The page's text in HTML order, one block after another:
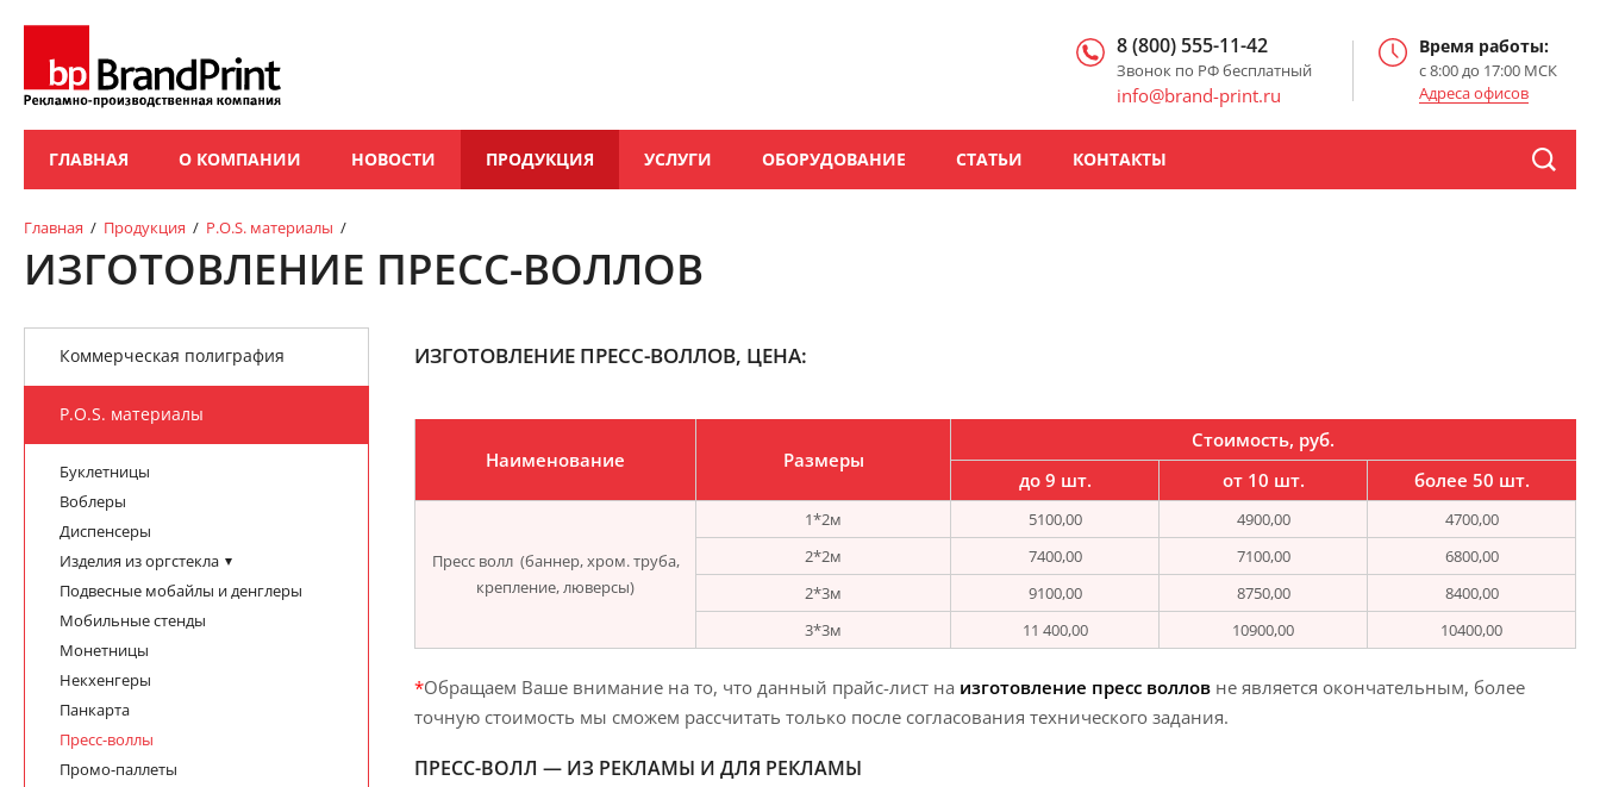
8 (800) 555-11-42
Звонок по РФ бесплатный
info@brand-print.ru
Время работы:
с 8:00 до 17:00 МСК
Адреса офисов
ГЛАВНАЯ О КОМПАНИИ НОВОСТИ ПРОДУКЦИЯ УСЛУГИ ОБОРУДОВАНИЕ СТАТЬИ КОНТАКТЫ
Главная / Продукция / P.O.S. материалы /
ИЗГОТОВЛЕНИЕ ПРЕСС-ВОЛЛОВ
Коммерческая полиграфия
P.O.S. материалы
Буклетницы
Воблеры
Диспенсеры
Изделия из оргстекла
Подвесные мобайлы и денглеры
Мобильные стенды
Монетницы
Некхенгеры
Панкарта
Пресс-воллы
Промо-паллеты
ИЗГОТОВЛЕНИЕ ПРЕСС-ВОЛЛОВ, ЦЕНА:
Наименование Размеры
Стоимость, руб.
до 9 шт.
от 10 шт. более 50 шт.
Пресс волл (баннер, хром. труба,
крепление, люверсы)
1*2м 5100,00 4900,00
4700,00
2*2м
7400,00 7100,00
6800,00
2*3м
9100,00 8750,00
8400,00
3*3м
11 400,00 10900,00 10400,00
*Обращаем Ваше внимание на то, что данный прайс-лист на изготовление пресс воллов не является окончательным, более
точную стоимость мы сможем рассчитать только после согласования технического задания.
ПРЕСС-ВОЛЛ — ИЗ РЕКЛАМЫ И ДЛЯ РЕКЛАМЫ